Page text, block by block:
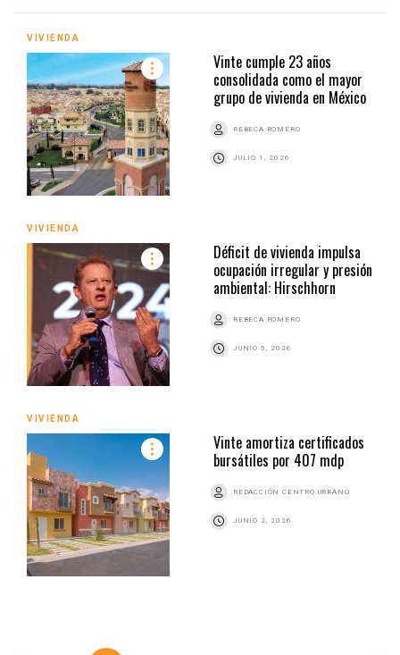
VIVIENDA
Vinte cumple 23 años
consolidada como el mayor
grupo de vivienda en México
REBECA ROMERO
JULIO 1, 2026
VIVIENDA
Déficit de vivienda impulsa
ocupación irregular y presión
ambiental: Hirschhorn
REBECA ROMERO
JUNIO 5, 2026
VIVIENDA
Vinte amortiza certificados
bursátiles por 407 mdp
REDACCIÓN CENTRO URBANO
JUNIO 2, 2026